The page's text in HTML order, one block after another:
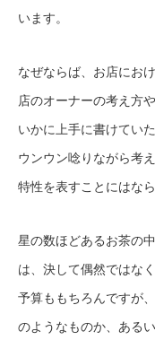
います。
なぜならば、お店にお
店のオーナーの考え方
いかに上手に書けてい
ウンウン唸りながら考
特性を表すことにはな
星の数ほどあるお茶の
は、決して偶然ではな
予算ももちろんですが
のようなものか、ある